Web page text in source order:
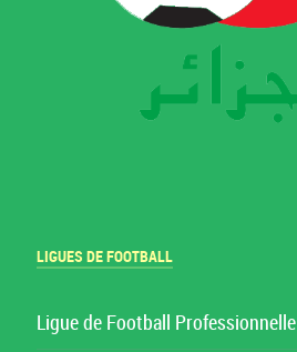
LIGUES DE FOOTBALL
Ligue de Football Professionnelle